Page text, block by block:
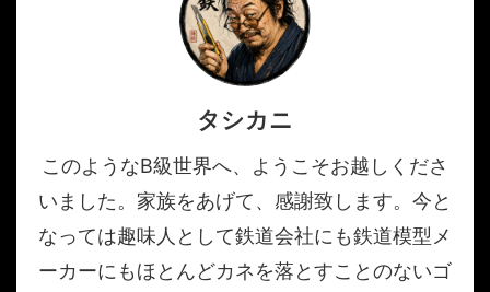
タシカニ
このようなB級世界へ、ようこそお越しくださ
いました。家族をあげて、感謝致します。今と
なっては趣味人として鉄道会社にも鉄道模型メ
ーカーにもほとんどカネを落とすことのないゴ